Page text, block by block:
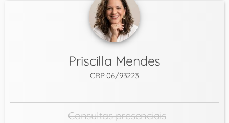
Priscilla Mendes
CRP 06/93223
Consultas presenciais